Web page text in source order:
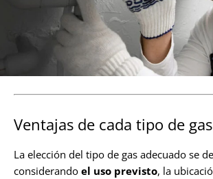
Ventajas de cada tipo de gas
La elección del tipo de gas adecuado se
considerando el uso previsto, la